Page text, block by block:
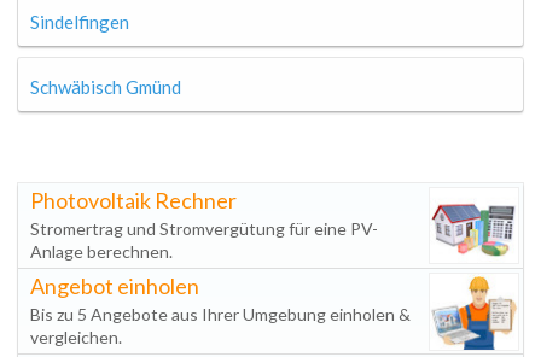
Sindelfingen
Schwäbisch Gmünd
Photovoltaik Rechner
Stromertrag und Stromvergütung für eine PV-
Anlage berechnen.
Angebot einholen
Bis zu 5 Angebote aus Ihrer Umgebung einholen &
vergleichen.